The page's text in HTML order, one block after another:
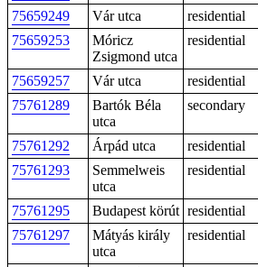
75659249
Vár utca residential
75659253
Móricz
Zsigmond utca
residential
75659257 Vár utca
residential
75761289
Bartók Béla
utca
secondary
75761292 Árpád utca residential
75761293
Semmelweis
utca
residential
75761295 Budapest körút residential
75761297
Mátyás király
utca
residential